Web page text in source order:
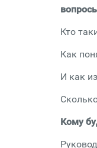
Кто
Как
И как
Кому